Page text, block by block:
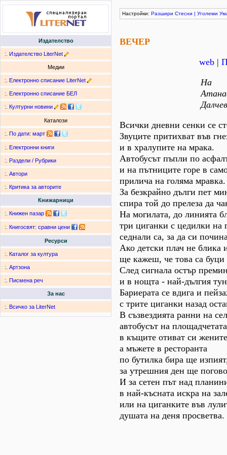
Издателство
:. Издателство LiterNet
Медии
:. Електронно списание LiterNet
:. Електронно списание БЕЛ
:. Културни новини
Каталози
:. По дати: март
:. Електронни книги
:. Раздели / Рубрики
:. Автори
:. Критика за авторите
Книжарници
:. Книжен пазар
:. Книгосвят: сравни цени
Ресурси
:. Каталог за култура
:. Артзона
:. Писмена реч
За нас
:. Всичко за LiterNet
Настройки: Разшири Стесни | Уголеми
ВЕЧЕР
web |
На
Далчев
Всички дневни сенки се
Звуците притихват във
и в хралупите на мрака.
Автобусът пъпли по
и на пътниците горе в
прилича на голяма мравка.
За безкрайно дълги пет
спира той до прелеза да
На могилата, до линията
три циганки с цедилки на
седнали са, за да си
Ако детски плач не блика
ще кажеш, че това са буци
След сигнала остър
и в нощта - най-дългия
Бариерата се вдига и
с трите циганки назад
В съзвездията ранни на
автобусът на
в къщите отиват си
а мъжете в ресторанта
по бутилка бира ще
за утрешния ден ще
И за сетен път над
в най-късната искра на
или на циганките във
душата на деня просветва.